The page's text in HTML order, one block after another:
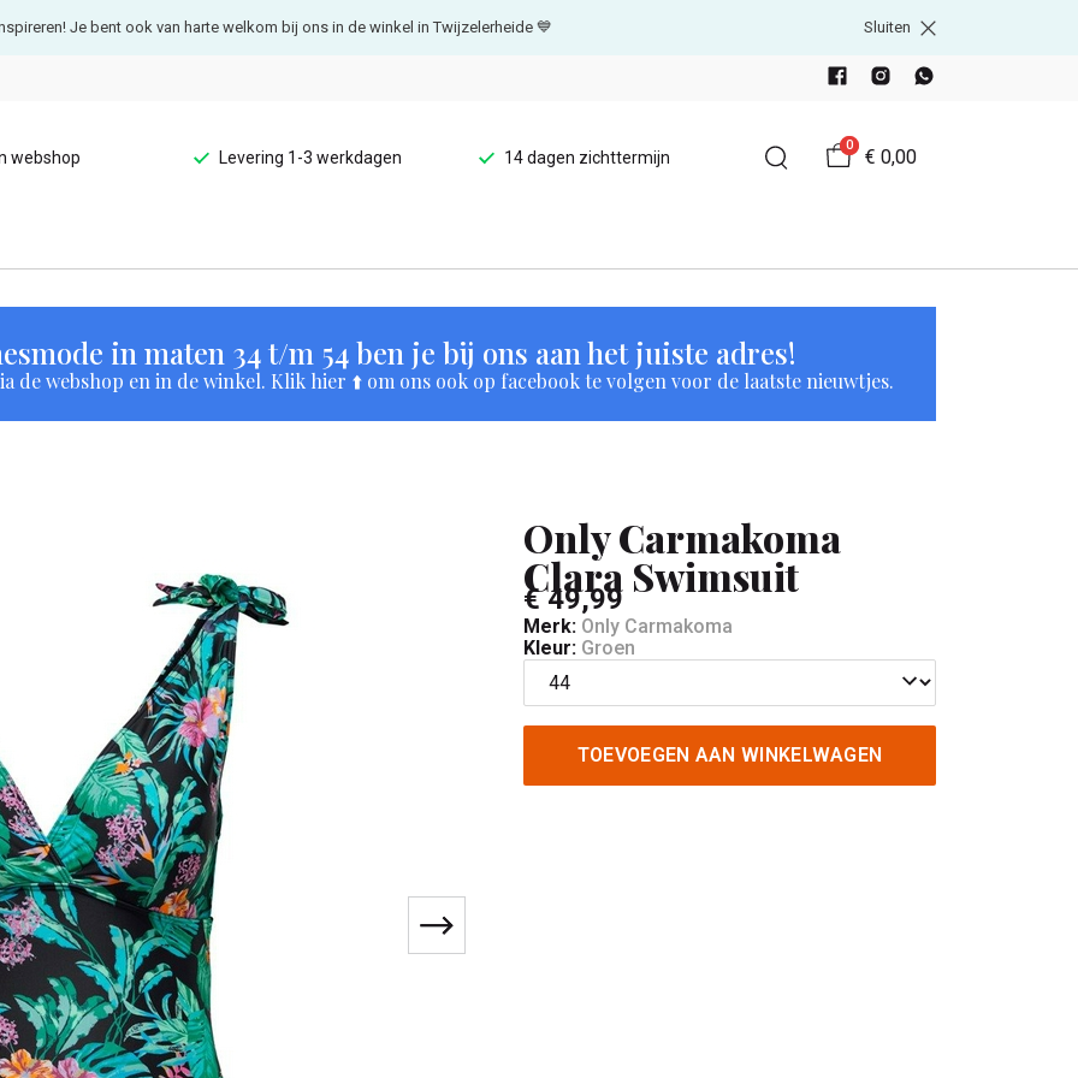
Je bent ook van harte welkom bij ons in de winkel in Twijzelerheide 💙 Sluiten
webshop Levering 1-3 werkdagen 14 dagen zichttermijn
0
€ 0,00
in maten 34 t/m 54 ben je bij ons aan het juiste adres!
de webshop en in de winkel. Klik hier ⬆️ om ons ook op facebook te volgen voor de laatste nieuwtjes.
Only Carmakoma
Clara Swimsuit
€ 49,99
Merk: Only Carmakoma
Kleur: Groen
TOEVOEGEN AAN WINKELWAGEN